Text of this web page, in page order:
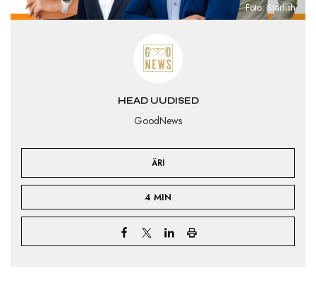
HEAD UUDISED
GoodNews
ÄRI
4 MIN
Foto: Starfish